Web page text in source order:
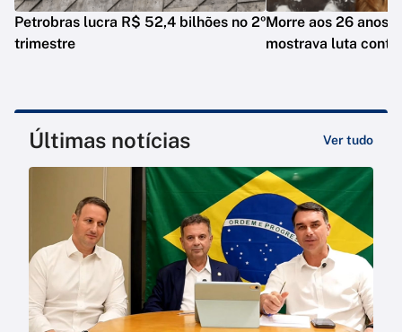
Petrobras lucra R$ 52,4 bilhões no 2º
trimestre
Morre aos 26 anos
mostrava luta
Últimas notícias Ver tudo